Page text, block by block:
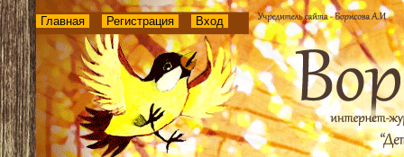
Главная Регистрация Вход